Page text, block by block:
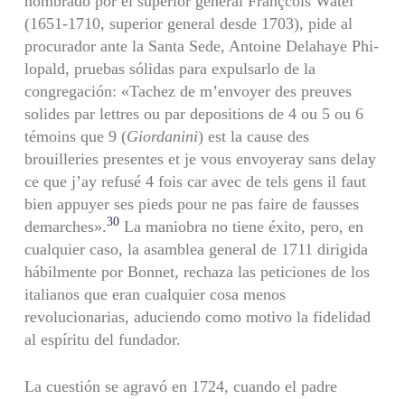
(1651-1710, superior general desde 1703), pide al
procurador ante la Santa Sede, Antoine Delahaye Phi­
lopald, pruebas sólidas para expulsarlo de la
congregación: «Tachez de m’envoyer des preuves
solides par lettres ou par depositions de 4 ou 5 ou 6
témoins que 9 (Giordanini) est la cause des
brouilleries presentes et je vous envoyeray sans delay
ce que j’ay refusé 4 fois car avec de tels gens il faut
bien appuyer ses pieds pour ne pas faire de fausses
demarches».30La maniobra no tiene éxito, pero, en
cualquier caso, la asamblea general de 1711 dirigida
hábilmente por Bonnet, rechaza las peticiones de los
italianos que eran cualquier cosa menos
revolucionarias, aduciendo como motivo la fidelidad
al espíritu del fundador.
La cuestión se agravó en 1724, cuando el padre